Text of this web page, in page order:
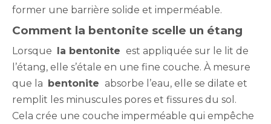
former une barrière solide et imperméable.
Comment la bentonite scelle un étang
Lorsque la bentonite est appliquée sur le lit de
l’étang, elle s’étale en une fine couche. À mesure
que la bentonite absorbe l’eau, elle se dilate et
remplit les minuscules pores et fissures du sol.
Cela crée une couche imperméable qui empêche